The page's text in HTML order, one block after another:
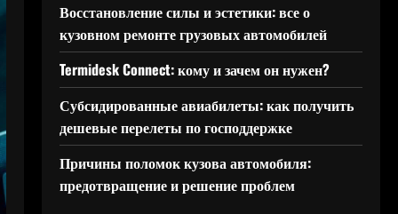
Восстановление силы и эстетики: все о
кузовном ремонте грузовых автомобилей
Termidesk Connect: кому и зачем он нужен?
Субсидированные авиабилеты: как получить
дешевые перелеты по господдержке
Причины поломок кузова автомобиля:
предотвращение и решение проблем